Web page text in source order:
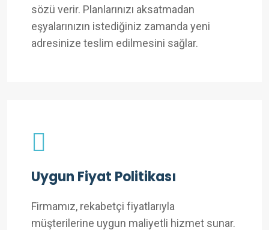
sözü verir. Planlarınızı aksatmadan
eşyalarınızın istediğiniz zamanda yeni
adresinize teslim edilmesini sağlar.
Uygun Fiyat Politikası
Firmamız, rekabetçi fiyatlarıyla
müşterilerine uygun maliyetli hizmet sunar.